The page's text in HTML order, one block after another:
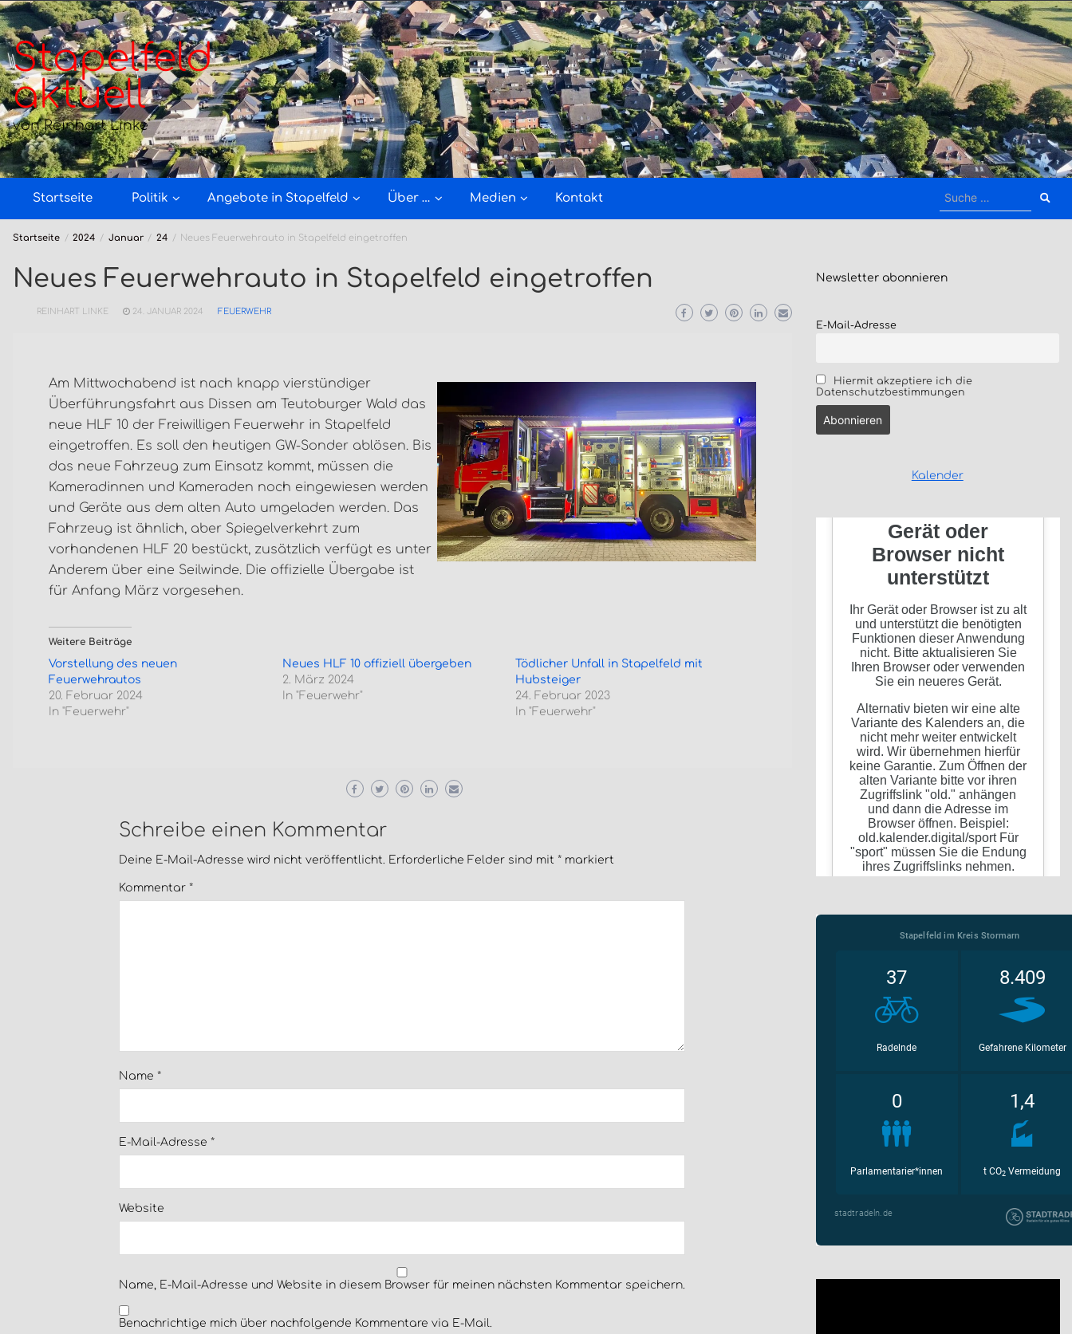
Zum
Inhalt
springen
Stapelfeld
aktuell
von Reinhart Linke
Startseite Politik Angebote in Stapelfeld Über … Medien Kontakt
Suche
Startseite 2024 Januar 24 Neues Feuerwehrauto in Stapelfeld eingetroffen
Neues Feuerwehrauto in Stapelfeld eingetroffen
REINHART LINKE 24. JANUAR 2024 FEUERWEHR
Am Mittwochabend ist nach knapp vierstündiger
Überführungsfahrt aus Dissen am Teutoburger Wald das
neue HLF 10 der Freiwilligen Feuerwehr in Stapelfeld
eingetroffen. Es soll den heutigen GW-Sonder ablösen. Bis
das neue Fahrzeug zum Einsatz kommt, müssen die
Kameradinnen und Kameraden noch eingewiesen werden
und Geräte aus dem alten Auto umgeladen werden. Das
Fahrzeug ist ähnlich, aber Spiegelverkehrt zum
vorhandenen HLF 20 bestückt, zusätzlich verfügt es unter
Anderem über eine Seilwinde. Die offizielle Übergabe ist
für Anfang März vorgesehen.
Weitere Beiträge
Vorstellung des neuen
Feuerwehrautos
20. Februar 2024
In "Feuerwehr"
Neues HLF 10 offiziell übergeben
2. März 2024
In "Feuerwehr"
Tödlicher Unfall in Stapelfeld mit
Hubsteiger
24. Februar 2023
In "Feuerwehr"
Schreibe einen Kommentar
Deine E-Mail-Adresse wird nicht veröffentlicht. Erforderliche Felder sind mit* markiert
Kommentar*
Name*
E-Mail-Adresse*
Website
Name, E-Mail-Adresse und Website in diesem Browser für meinen nächsten Kommentar speichern.
Benachrichtige mich über nachfolgende Kommentare via E-Mail.
Newsletter abonnieren
E-Mail-Adresse
Hiermit akzeptiere ich die
Datenschutzbestimmungen
Kalender